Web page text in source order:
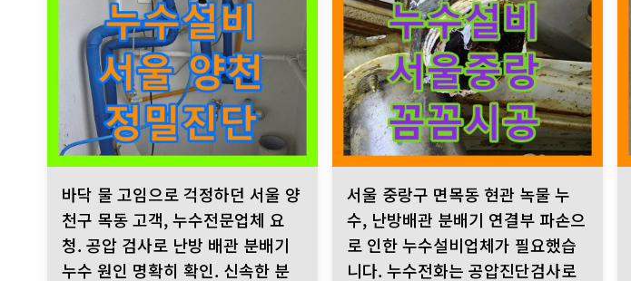
바닥 물 고임으로 걱정하던 서울 양
천구 목동 고객, 누수전문업체 요
청. 공압 검사로 난방 배관 분배기
누수 원인 명확히 확인. 신속한 분
서울 중랑구 면목동 현관 녹물 누
수, 난방배관 분배기 연결부 파손으
로 인한 누수설비업체가 필요했습
니다. 누수전화는 공압진단검사로